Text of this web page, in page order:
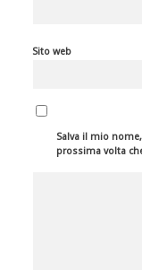
Sito web
Salva il mio
prossima volta